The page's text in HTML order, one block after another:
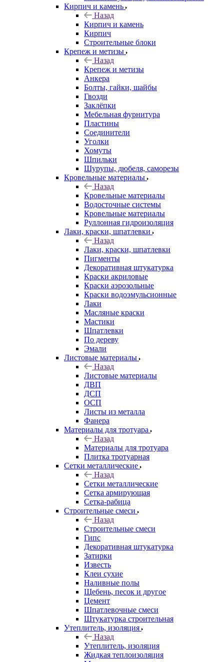
Кирпич и камень
Назад
Кирпич и камень
Кирпич
Строительные блоки
Крепеж и метизы
Назад
Крепеж и метизы
Анкера
Болты, гайки, шайбы
Гвозди
Заклёпки
Мебельная фурнитура
Пластины
Соединители
Уголки
Хомуты
Шпильки
Шурупы, дюбеля, саморезы
Кровельные материалы
Назад
Кровельные материалы
Водосточные системы
Кровельные материалы
Руллонная гидроизоляция
Лаки, краски, шпатлевки
Назад
Лаки, краски, шпатлевки
Пигменты
Декоративная штукатурка
Краски акриловые
Краски аэрозольные
Краски водоэмульсионные
Лаки
Масляные краски
Мастики
Шпатлевки
По дереву
Эмали
Листовые материалы
Назад
Листовые материалы
ДВП
ДСП
ОСП
Листы из металла
Фанера
Материалы для тротуара
Назад
Материалы для тротуара
Плитка тротуарная
Сетки металлические
Назад
Сетки металлические
Сетка армирующая
Сетка-рабица
Строительные смеси
Назад
Строительные смеси
Гипс
Декоративная штукатурка
Затирки
Известь
Клеи сухие
Наливные полы
Щебень, песок и другое
Цемент
Шпатлевочные смеси
Штукатурка строительная
Утеплитель, изоляция
Назад
Утеплитель, изоляция
Жидкая теплоизоляция